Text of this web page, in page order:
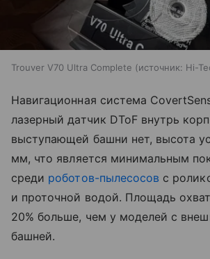
Trouver V70 Ultra Complete источник: Hi-
Навигационная система
лазерный датчик DToF внутрь
выступающей башни нет, высота
мм, что является минимальным
среди роботов-пылесосов с
и проточной водой. Площадь
20% больше, чем у моделей с
башней.